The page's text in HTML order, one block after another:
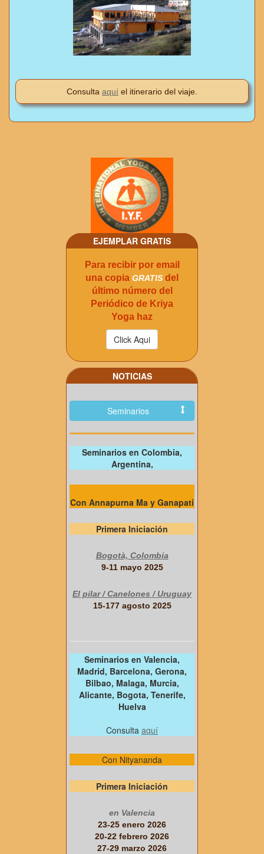
Consulta aquí el itinerario del viaje.
EJEMPLAR GRATIS
Para recibir por email
una copia GRATIS del
último número del
Periódico de Kriya
Yoga haz
NOTICIAS
Seminarios
Seminarios en Colombia,
Argentina,
Con Annapurna Ma y Ganapati
Primera Iniciación
Bogotà, Colombia
9-11 mayo 2025
El pilar / Canelones / Uruguay
15-177 agosto 2025
Seminarios en Valencia,
Madrid, Barcelona, Gerona,
Bilbao, Malaga, Murcia,
Alicante, Bogota, Tenerife,
Huelva
Consulta aquí
Con Nityananda
Primera Iniciación
en Valencia
23-25 enero 2026
20-22 febrero 2026
27-29 marzo 2026